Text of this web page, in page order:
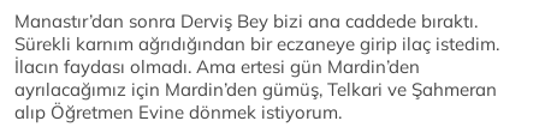
Manastır’dan sonra Derviş Bey bizi ana caddede bıraktı.
Sürekli karnım ağrıdığından bir eczaneye girip ilaç istedim.
İlacın faydası olmadı. Ama ertesi gün Mardin’den
ayrılacağımız için Mardin’den gümüş, Telkari ve Şahmeran
alıp Öğretmen Evine dönmek istiyorum.